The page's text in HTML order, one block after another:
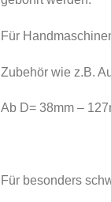
Für
Zubehör wie z.B.
Ab D= 38mm –
Für besonders